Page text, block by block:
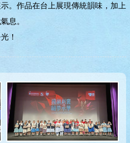
。作品在台上展現傳統韻味，加上
息。
！
新中式裙褂設計比賽頒獎禮上，同